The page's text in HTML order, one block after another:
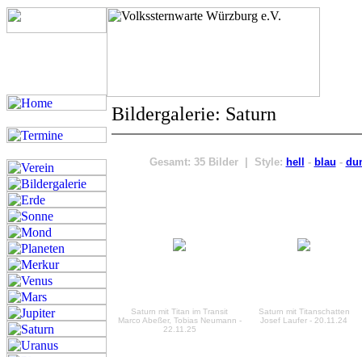
Bildergalerie: Saturn
Gesamt: 35 Bilder | Style: hell - blau -
Saturn mit Titan im Transit
Marco Abeßer, Tobias Neumann -
22.11.25
Saturn mit Titanschatten
Josef Laufer - 20.11.24